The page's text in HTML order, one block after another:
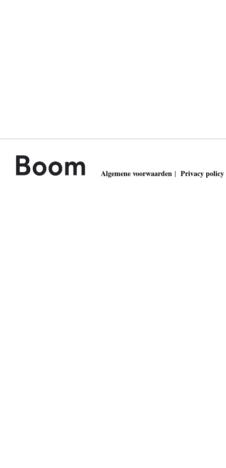
Algemene voorwaarden | Privacy policy